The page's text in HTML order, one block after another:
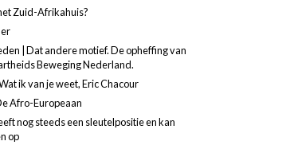
Zuid-Afrikahuis?
| Dat andere motief. De opheffing van
Beweging Nederland.
ik van je weet, Eric Chacour
Afro-Europeaan
nog steeds een sleutelpositie en kan
op